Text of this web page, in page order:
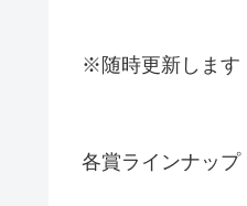
※随時更新します
各賞ラインナップ